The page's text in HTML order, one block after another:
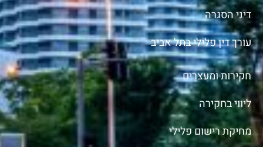
דיני הסגרה
עורך דין פלילי בתל אביב
חקירות ומעצרים
ליווי בחקירה
מחיקת רישום פלילי